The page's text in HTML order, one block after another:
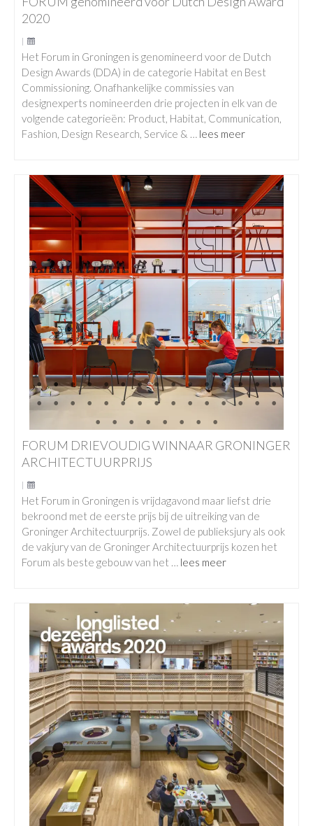
2020
|
Het Forum in Groningen is genomineerd voor de Dutch
Design Awards (DDA) in de categorie Habitat en Best
Commissioning. Onafhankelijke commissies van
designexperts nomineerden drie projecten in elk van de
volgende categorieën: Product, Habitat, Communication,
Fashion, Design Research, Service & … lees meer
FORUM DRIEVOUDIG WINNAAR GRONINGER
ARCHITECTUURPRIJS
|
Het Forum in Groningen is vrijdagavond maar liefst drie
bekroond met de eerste prijs bij de uitreiking van de
Groninger Architectuurprijs. Zowel de publieksjury als ook
de vakjury van de Groninger Architectuurprijs kozen het
Forum als beste gebouw van het … lees meer